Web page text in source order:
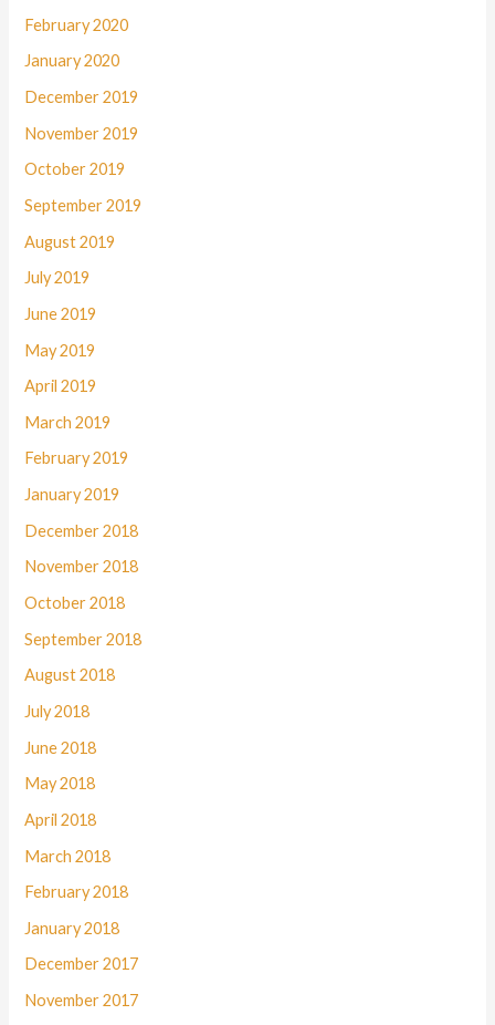
February 2020
January 2020
December 2019
November 2019
October 2019
September 2019
August 2019
July 2019
June 2019
May 2019
April 2019
March 2019
February 2019
January 2019
December 2018
November 2018
October 2018
September 2018
August 2018
July 2018
June 2018
May 2018
April 2018
March 2018
February 2018
January 2018
December 2017
November 2017